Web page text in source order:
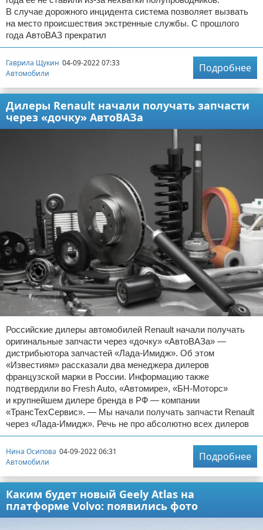
В случае дорожного инцидента система позволяет вызвать
на место происшествия экстренные службы. С прошлого
года АвтоВАЗ прекратил
Гаврила Щукин 04-09-2022 07:33
Автомобили
Подробнее
Дилеры Renault начали получать запчасти
через «дочку» АвтоВАЗа
Российские дилеры автомобилей Renault начали получать
оригинальные запчасти через «дочку» «АвтоВАЗа» —
дистрибьютора запчастей «Лада-Имидж». Об этом
«Известиям» рассказали два менеджера дилеров
французской марки в России. Информацию также
подтвердили во Fresh Auto, «Автомире», «БН-Моторс»
и крупнейшем дилере бренда в РФ — компании
«ТрансТехСервис». — Мы начали получать запчасти Renault
через «Лада-Имидж». Речь не про абсолютно всех дилеров
Нина Осипова 04-09-2022 06:31
Автомобили
Подробнее
Каким будет новый Geely Atlas на
платформе Volvo: появились фото